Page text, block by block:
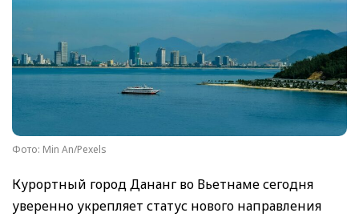
Фото: Min An/Pexels
Курортный город Дананг во Вьетнаме сегодня
уверенно укрепляет статус нового направления